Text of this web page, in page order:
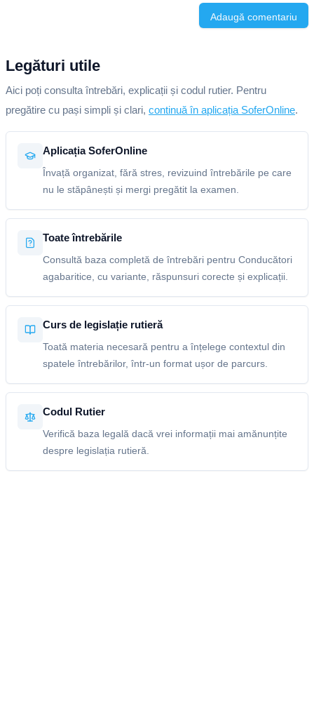
Adaugă comentariu
Legături utile
Aici poți consulta întrebări, explicații și codul rutier. Pentru
pregătire cu pași simpli și clari, continuă în aplicația SoferOnline.
Aplicația SoferOnline
Învață organizat, fără stres, revizuind întrebările pe care
nu le stăpânești și mergi pregătit la examen.
Toate întrebările
Consultă baza completă de întrebări pentru Conducători
agabaritice, cu variante, răspunsuri corecte și explicații.
Curs de legislație rutieră
Toată materia necesară pentru a înțelege contextul din
spatele întrebărilor, într-un format ușor de parcurs.
Codul Rutier
Verifică baza legală dacă vrei informații mai amănunțite
despre legislația rutieră.